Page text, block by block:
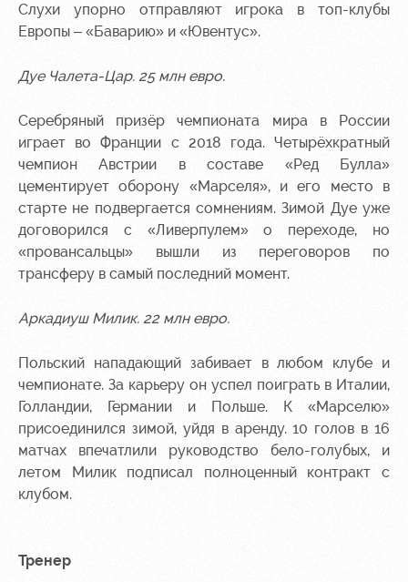
Слухи упорно отправляют игрока в топ-клубы
Европы – «Баварию» и «Ювентус».
Дуе Чалета-Цар. 25 млн евро.
Серебряный призёр чемпионата мира в России
играет во Франции с 2018 года. Четырёхкратный
чемпион Австрии в составе «Ред Булла»
цементирует оборону «Марселя», и его место в
старте не подвергается сомнениям. Зимой Дуе уже
договорился с «Ливерпулем» о переходе, но
«провансальцы» вышли из переговоров по
трансферу в самый последний момент.
Аркадиуш Милик. 22 млн евро.
Польский нападающий забивает в любом клубе и
чемпионате. За карьеру он успел поиграть в Италии,
Голландии, Германии и Польше. К «Марселю»
присоединился зимой, уйдя в аренду. 10 голов в 16
матчах впечатлили руководство бело-голубых, и
летом Милик подписал полноценный контракт с
клубом.
Тренер